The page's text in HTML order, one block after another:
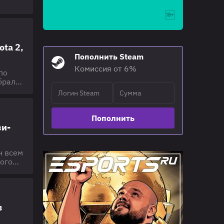
2,
всем
Пополнить Steam
Комиссия от 6%
Пополнить